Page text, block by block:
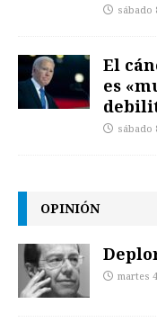
sábado
El
es
sábado
OPINIÓN
martes